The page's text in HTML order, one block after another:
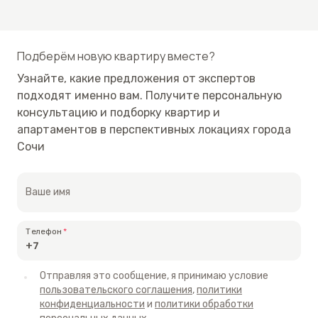
Не упустите возможность! Свяжитесь с нами,
чтобы договориться о просмотре апартаментов.
Подберём новую квартиру вместе?
Узнайте, какие предложения от экспертов
подходят именно вам. Получите персональную
консультацию и подборку квартир и
апартаментов в перспективных локациях города
Сочи
Ваше имя
Телефон
Отправляя это сообщение, я принимаю условие
пользовательского соглашения,политики
конфиденциальности и политики обработки